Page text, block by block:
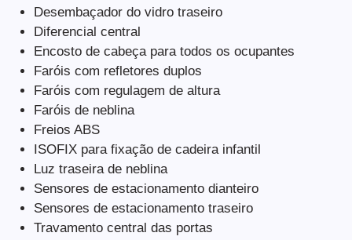
Desembaçador do vidro traseiro
Diferencial central
Encosto de cabeça para todos os ocupantes
Faróis com refletores duplos
Faróis com regulagem de altura
Faróis de neblina
Freios ABS
ISOFIX para fixação de cadeira infantil
Luz traseira de neblina
Sensores de estacionamento dianteiro
Sensores de estacionamento traseiro
Travamento central das portas